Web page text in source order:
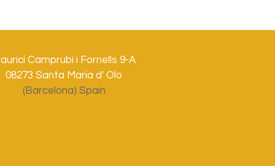
Camprubi i Fornells 9-A
08273 Santa Maria d' Olo
(Barcelona) Spain